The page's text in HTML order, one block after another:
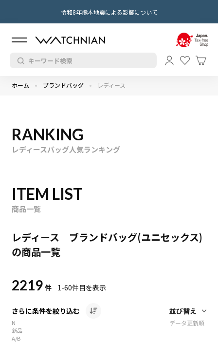
令和8年熊本地震による影響について
ホーム ブランドバッグ レディース
RANKING
レディースバッグ人気ランキング
ITEM LIST
商品一覧
レディース ブランドバッグ(ユニセックス)
の商品一覧
2219 件 1-60件目を表示
さらに条件を絞り込む
N
新品
A/B
データ更新順